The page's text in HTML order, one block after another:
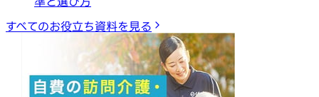
すべてのお役立ち資料を見る